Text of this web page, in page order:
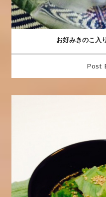
お好みきのこ入
Post